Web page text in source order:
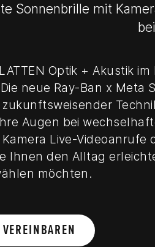
Sonnenbrille mit
Optik + Akustik
neue Ray-Ban x Meta
zukunftsweisender
Augen bei
Live-
Ihnen den Alltag
möchten.